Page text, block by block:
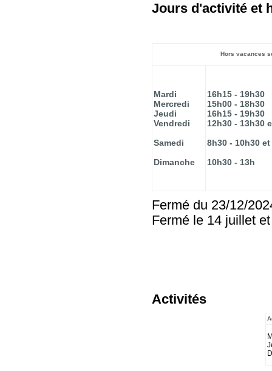
Jours d'activité et
Hors vacances
Mardi
Mercredi
Jeudi
Vendredi
Samedi
Dimanche
16h15 - 19h30
15h00 - 18h30
16h15 - 19h30
12h30 - 13h30
8h30 - 10h30
10h30 - 13h
Fermé du 23/12/
Fermé le 14 juillet
Activités